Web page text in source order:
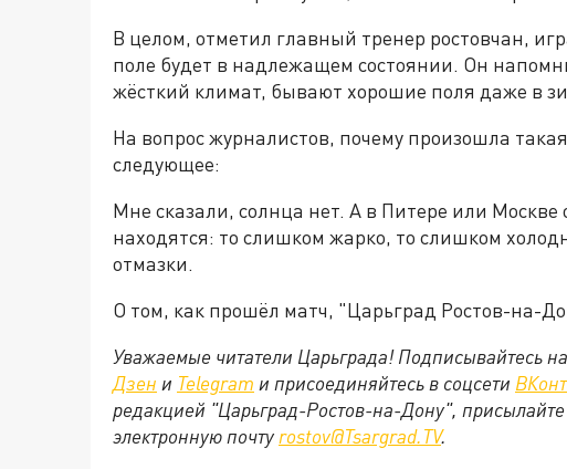
В целом, отметил главный тренер ростовчан,
поле будет в надлежащем состоянии. Он
жёсткий климат, бывают хорошие поля даже в
На вопрос журналистов, почему произошла
следующее:
Мне сказали, солнца нет. А в Питере или
находятся: то слишком жарко, то слишком
отмазки.
О том, как прошёл матч, "Царьград Ростов-на-
Уважаемые читатели Царьграда! Подписывайтесь
Дзен и Telegram и присоединяйтесь в соцсети
редакцией "Царьград-Ростов-на-Дону",
электронную почту rostov@Tsargrad.ТV.